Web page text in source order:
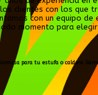
clientes con los que
con un equipo de
momento para
para tu estufa o caldera